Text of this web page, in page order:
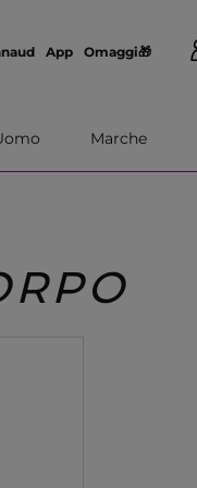
App Omaggi🎁
Marche